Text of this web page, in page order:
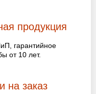
продукция
гарантийное
от 10 лет.
на заказ